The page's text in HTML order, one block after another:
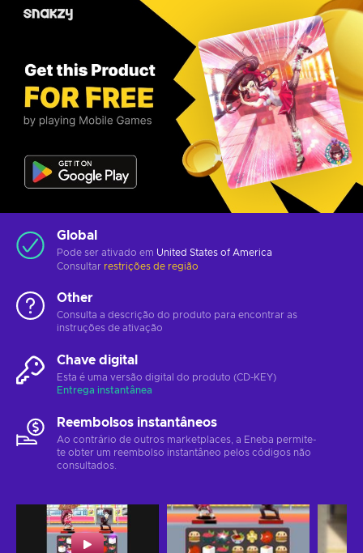
Global
Pode ser ativado em United States of America
Consultar restrições de região
Other
Consulta a descrição do produto para encontrar as
instruções de ativação
Chave digital
Esta é uma versão digital do produto (CD-KEY)
Entrega instantânea
Reembolsos instantâneos
Ao contrário de outros marketplaces, a Eneba permite-
te obter um reembolso instantâneo pelos códigos não
consultados.